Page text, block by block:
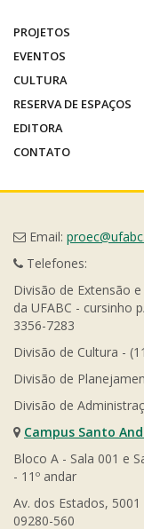
PROJETOS
EVENTOS
CULTURA
RESERVA DE ESPAÇOS
EDITORA
CONTATO
Email:
Telefones:
Divisão de Extensão
da UFABC - cursinho
3356-7283
Divisão de Cultura -
Divisão de
Divisão de
Campus Santo
Bloco A - Sala 001 e
- 11º andar
Av. dos Estados,
09280-560